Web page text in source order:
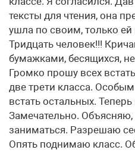
тексты для чтения, она
ушла по своим, только
Тридцать человек!!!
бумажками, бесящихся,
Громко прошу всех
две трети класса.
встать остальных.
Замечательно.
заниматься. Разрешаю
Опять поднимаю класс.